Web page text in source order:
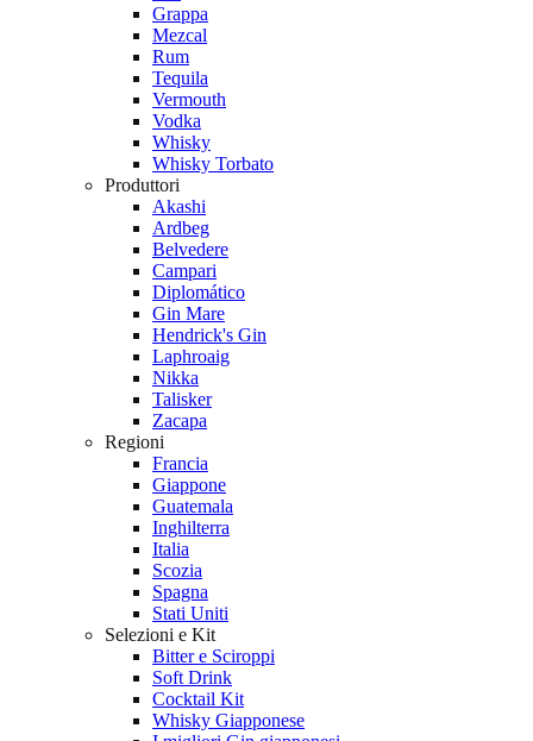
Grappa
Mezcal
Rum
Tequila
Vermouth
Vodka
Whisky
Whisky Torbato
Produttori
Akashi
Ardbeg
Belvedere
Campari
Diplomático
Gin Mare
Hendrick's Gin
Laphroaig
Nikka
Talisker
Zacapa
Regioni
Francia
Giappone
Guatemala
Inghilterra
Italia
Scozia
Spagna
Stati Uniti
Selezioni e Kit
Bitter e Sciroppi
Soft Drink
Cocktail Kit
Whisky Giapponese